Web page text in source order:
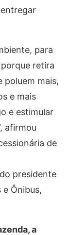
para
retira
poluem mais,
e mais
e estimular
afirmou
de
presidente
e Ônibus,
a